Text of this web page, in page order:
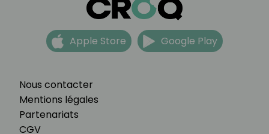
Nous contacter
Mentions légales
Partenariats
CGV
Apple Store Google Play